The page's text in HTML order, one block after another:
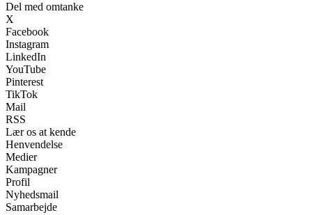
Del med omtanke
X
Facebook
Instagram
LinkedIn
YouTube
Pinterest
TikTok
Mail
RSS
Lær os at kende
Henvendelse
Medier
Kampagner
Profil
Nyhedsmail
Samarbejde